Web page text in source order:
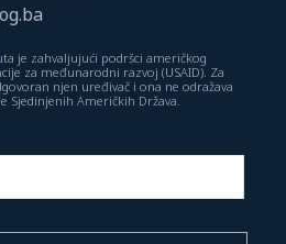
je zahvaljujući podršci američkog
za međunarodni razvoj (USAID). Za
njen uređivač i ona ne odražava
Sjedinjenih Američkih Država.